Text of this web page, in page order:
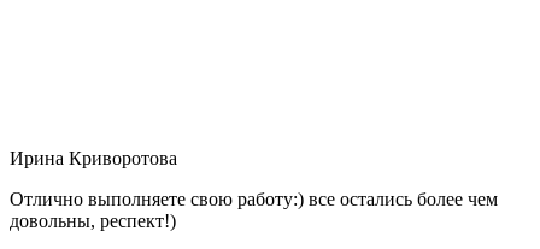
Ирина Криворотова
Отлично выполняете свою работу:) все остались более чем
довольны, респект!)